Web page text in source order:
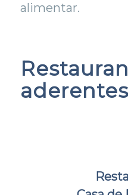
alimentar.
aderentes